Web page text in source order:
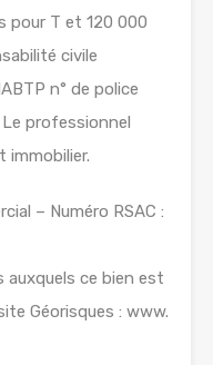
pour T et 120 000
civile
n° de police
professionnel
– Numéro RSAC :
auxquels ce bien est
Géorisques : www.